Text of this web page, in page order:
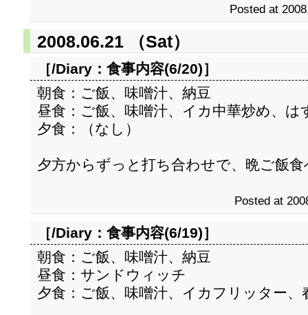
Posted at
2008.06.21 （Sat）
［/Diary： 食事内容(6/20)］
朝食：ご飯、味噌汁、納豆
昼食：ご飯、味噌汁、イカ中華炒め、
夕食：（なし）
夕方からずっと打ち合わせで、晩ご飯
Posted at
［/Diary： 食事内容(6/19)］
朝食：ご飯、味噌汁、納豆
昼食：サンドウィッチ
夕食：ご飯、味噌汁、イカフリッター